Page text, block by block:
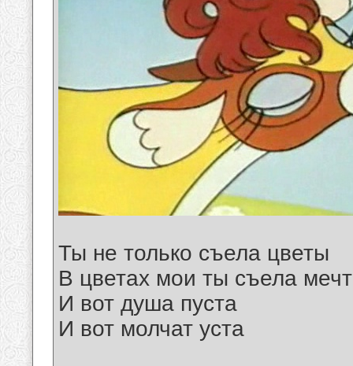
Ты не только съела цветы
В цветах мои ты съела
И вот душа пуста
И вот молчат уста